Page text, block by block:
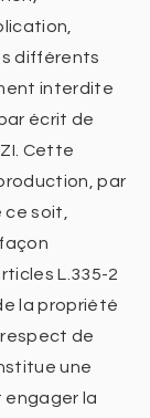
différents
interdite
écrit de
Cette
par
soit,
L.335-2
la propriété
de
une
la